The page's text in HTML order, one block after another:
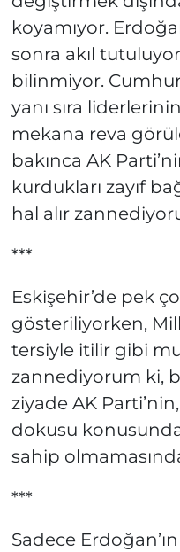
koyamıyor.
sonra akıl
bilinmiyor.
yanı sıra
mekana reva
bakınca AK
kurdukları zayıf
hal alır
***
Eskişehir’de pek
gösteriliyorken,
tersiyle itilir gibi
zannediyorum ki,
ziyade AK
dokusu
sahip
***
Sadece